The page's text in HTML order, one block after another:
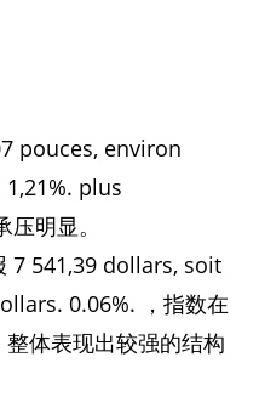
pouces, environ
plus
明显。
7 541,39 dollars, soit
0.06%. ，指数在
体表现出较强的结构